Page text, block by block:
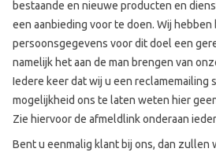
bestaande en nieuwe producten en
een aanbieding voor te doen. Wij
persoonsgegevens voor dit doel een
namelijk het aan de man brengen van
Iedere keer dat wij u een reclamemailing
mogelijkheid ons te laten weten hier
Zie hiervoor de afmeldlink onderaan
Bent u eenmalig klant bij ons, dan zullen